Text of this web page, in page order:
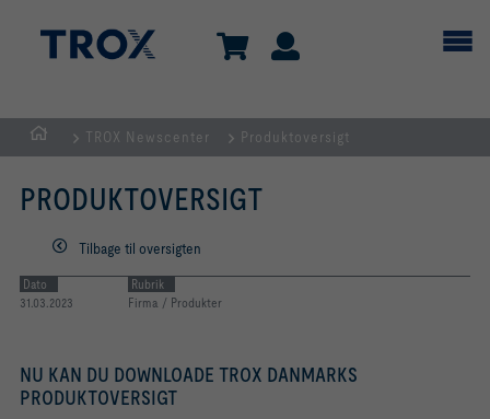
dk
TROX Newscenter Produktoversigt
PRODUKTOVERSIGT
Tilbage til oversigten
Dato
31.03.2023
Rubrik
Firma / Produkter
NU KAN DU DOWNLOADE TROX DANMARKS
PRODUKTOVERSIGT